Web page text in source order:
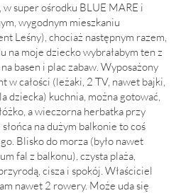
w super ośrodku BLUE MARE i
wygodnym mieszkaniu
Leśny), chociaż następnym razem,
na moje dziecko wybrałabym ten z
basen i plac zabaw. Wyposażony
w całości (leżaki, 2 TV, nawet bajki,
dziecka) kuchnia, można gotować,
a wieczorna herbatka przy
na dużym balkonie to coś
Blisko do morza (było nawet
fal z balkonu), czysta plaża,
cisza i spokój. Właściciel
nawet 2 rowery. Może uda się